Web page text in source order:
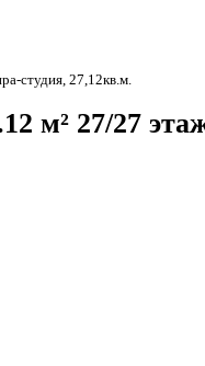
27.12 м²